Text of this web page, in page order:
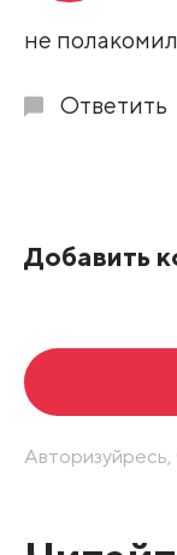
не
Ответить
Добавить
Авторизуйресь,